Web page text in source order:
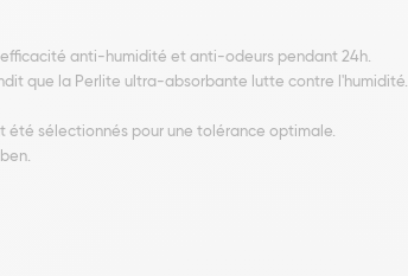
anti-humidité et anti-odeurs pendant 24h.
que la Perlite ultra-absorbante lutte contre l'humidité.
été sélectionnés pour une tolérance optimale.